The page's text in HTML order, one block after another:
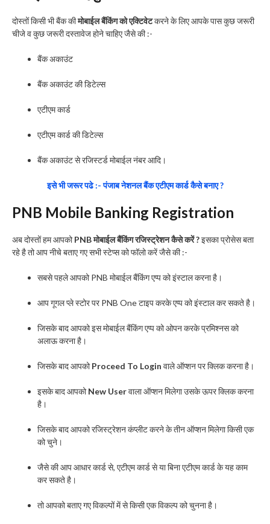
दोस्तों किसी भी बैंक कीमोबाईल बैंकिंग को एक्टिवेटकरने के लिए आपके पास कुछ जरूरी
चीजे व कुछ जरूरी दस्तावेज होने चाहिए जैसे की :-
बैंक अकाउंट
बैंक अकाउंट की डिटेल्स
एटीएम कार्ड
एटीएम कार्ड की डिटेल्स
बैंक अकाउंट से रजिस्टर्ड मोबाईल नंबर आदि।
इसे भी जरूर पढे :- पंजाब नेशनल बैंक एटीएम कार्ड कैसे बनाए ?
PNB Mobile Banking Registration
अब दोस्तों हम आपकोPNB मोबाईल बैंकिंग रजिस्ट्रेशन कैसे करें ?इसका प्रोसेस बता
रहे है तो आप नीचे बताए गए सभी स्टेप्स को फॉलो करें जैसे की :-
सबसे पहले आपको PNB मोबाईल बैंकिंग एप्प को इंस्टाल करना है।
आप गूगल प्ले स्टोर पर PNB One टाइप करके एप्प को इंस्टाल कर सकते है।
जिसके बाद आपको इस मोबाईल बैंकिंग एप्प को ओपन करके प्रमिश्नस को
अलाऊ करना है।
जिसके बाद आपकोProceed To Login वाले ऑप्शन पर क्लिक करना है।
इसके बाद आपकोNew Userवाला ऑप्शन मिलेगा उसके ऊपर क्लिक करना
है।
जिसके बाद आपको रजिस्ट्रेशन कंप्लीट करने के तीन ऑप्शन मिलेगा किसी एक
को चुने।
जैसे की आप आधार कार्ड से, एटीएम कार्ड से या बिना एटीएम कार्ड के यह काम
कर सकते है।
तो आपको बताए गए विकल्पों में से किसी एक विकल्प को चुनना है।